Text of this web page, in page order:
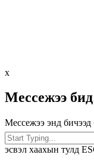
х
Мессежээ
Мессежээ энд бичээд
эсвэл хаахын тулд